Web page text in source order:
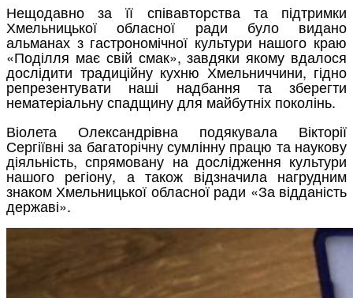
Нещодавно за її співавторства та підтримки
Хмельницької обласної ради було видано
альманах з гастрономічної культури нашого краю
«Поділля має свій смак», завдяки якому вдалося
дослідити традиційну кухню Хмельниччини, гідно
репрезентувати наші надбання та зберегти
нематеріальну спадщину для майбутніх поколінь.
Віолета Олександрівна подякувала Вікторії
Сергіївні за багаторічну сумлінну працю та наукову
діяльність, спрямовану на дослідження культури
нашого регіону, а також відзначила нагрудним
знаком Хмельницької обласної ради «За відданість
державі».